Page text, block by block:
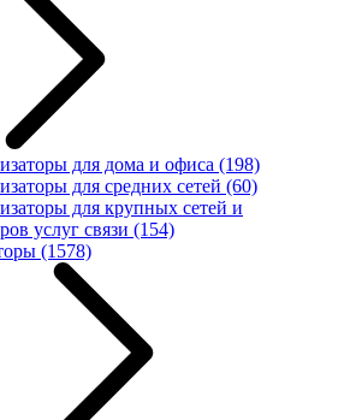
для дома и офиса (198)
для средних сетей (60)
для крупных сетей и
услуг связи (154)
(1578)